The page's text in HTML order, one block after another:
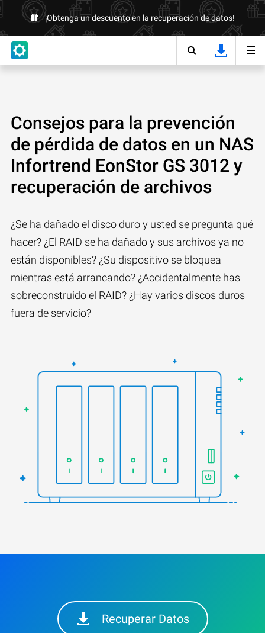
¡Obtenga un descuento en la recuperación de datos!
Consejos para la prevención
de pérdida de datos en un NAS
Infortrend EonStor GS 3012 y
recuperación de archivos
¿Se ha dañado el disco duro y usted se pregunta qué
hacer? ¿El RAID se ha dañado y sus archivos ya no
están disponibles? ¿Su dispositivo se bloquea
mientras está arrancando? ¿Accidentalmente has
sobreconstruido el RAID? ¿Hay varios discos duros
fuera de servicio?
Recuperar Datos